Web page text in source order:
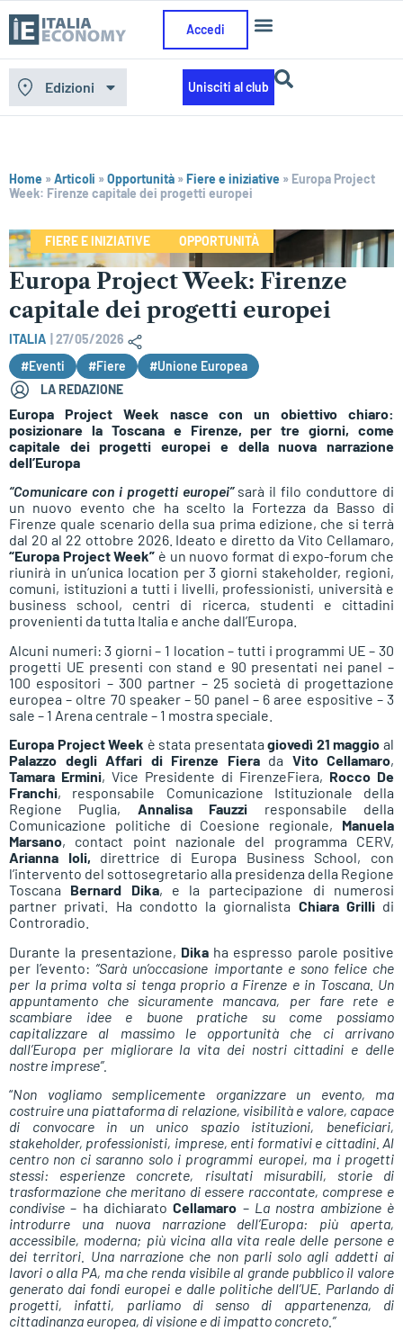
Accedi
Edizioni Unisciti al club
Home »Articoli »Opportunità »Fiere e iniziative » Europa Project
Week: Firenze capitale dei progetti europei
FIERE E INIZIATIVE OPPORTUNITÀ
Europa Project Week: Firenze
capitale dei progetti europei
ITALIA
27/05/2026
#Eventi
#Fiere
#Unione Europea
LA REDAZIONE
Europa Project Week nasce con un obiettivo chiaro:
posizionare la Toscana e Firenze, per tre giorni, come
capitale dei progetti europei e della nuova narrazione
dell’Europa
“Comunicare con i progetti europei”sarà il filo conduttore di
un nuovo evento che ha scelto la Fortezza da Basso di
Firenze quale scenario della sua prima edizione, che si terrà
dal 20 al 22 ottobre 2026. Ideato e diretto da Vito Cellamaro,
“Europa Project Week” è un nuovo format di expo-forum che
riunirà in un’unica location per 3 giorni stakeholder, regioni,
comuni, istituzioni a tutti i livelli, professionisti, università e
business school, centri di ricerca, studenti e cittadini
provenienti da tutta Italia e anche dall’Europa.
Alcuni numeri: 3 giorni – 1 location – tutti i programmi UE – 30
progetti UE presenti con stand e 90 presentati nei panel –
100 espositori – 300 partner – 25 società di progettazione
europea – oltre 70 speaker – 50 panel – 6 aree espositive – 3
sale – 1 Arena centrale – 1 mostra speciale.
Europa Project Week è stata presentatagiovedì 21 maggio al
Palazzo degli Affari di Firenze Fierada Vito Cellamaro,
Tamara Ermini, Vice Presidente di FirenzeFiera, Rocco De
Franchi, responsabile Comunicazione Istituzionale della
Regione Puglia, Annalisa Fauzzi responsabile della
Comunicazione politiche di Coesione regionale, Manuela
Marsano, contact point nazionale del programma CERV,
Arianna Ioli, direttrice di Europa Business School, con
l’intervento del sottosegretario alla presidenza della Regione
Toscana Bernard Dika, e la partecipazione di numerosi
partner privati. Ha condotto la giornalista Chiara Grillidi
Controradio.
Durante la presentazione, Dikaha espresso parole positive
per l’evento: “Sarà un’occasione importante e sono felice che
per la prima volta si tenga proprio a Firenze e in Toscana. Un
appuntamento che sicuramente mancava, per fare rete e
scambiare idee e buone pratiche su come possiamo
capitalizzare al massimo le opportunità che ci arrivano
dall’Europa per migliorare la vita dei nostri cittadini e delle
nostre imprese”.
“Non vogliamo semplicemente organizzare un evento, ma
costruire una piattaforma di relazione, visibilità e valore, capace
di convocare in un unico spazio istituzioni, beneficiari,
stakeholder, professionisti, imprese, enti formativi e cittadini. Al
centro non ci saranno solo i programmi europei, ma i progetti
stessi: esperienze concrete, risultati misurabili, storie di
trasformazione che meritano di essere raccontate, comprese e
condivise – ha dichiaratoCellamaro – La nostra ambizione è
introdurre una nuova narrazione dell’Europa: più aperta,
accessibile, moderna; più vicina alla vita reale delle persone e
dei territori. Una narrazione che non parli solo agli addetti ai
lavori o alla PA, ma che renda visibile al grande pubblico il valore
generato dai fondi europei e dalle politiche dell’UE. Parlando di
progetti, infatti, parliamo di senso di appartenenza, di
cittadinanza europea, di visione e di impatto concreto.”